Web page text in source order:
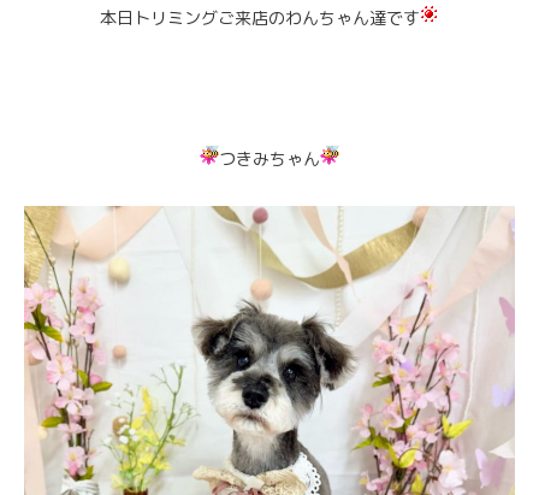
本日トリミングご来店のわんちゃん達です
つきみちゃん